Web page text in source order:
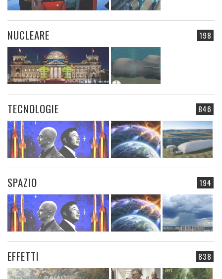
198
NUCLEARE
846
TECNOLOGIE
194
SPAZIO
838
EFFETTI